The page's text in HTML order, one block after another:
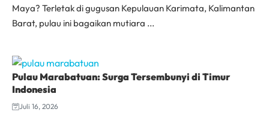
Maya? Terletak di gugusan Kepulauan Karimata, Kalimantan
Barat, pulau ini bagaikan mutiara ...
Pulau Marabatuan: Surga Tersembunyi di Timur
Indonesia
Juli 16, 2026